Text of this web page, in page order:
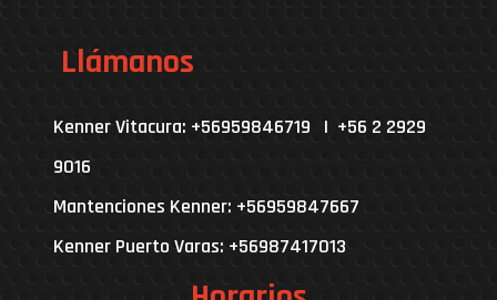
Llámanos
Kenner Vitacura: +56959846719 | +56 2 2929
9016
Mantenciones Kenner: +56959847667
Kenner Puerto Varas: +56987417013